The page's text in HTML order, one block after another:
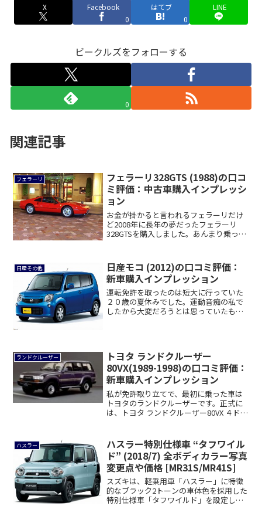
X
Facebook
0
はてブ
0
LINE
ビークルズをフォローする
0
関連記事
フェラーリ
フェラーリ328GTS (1988)の口コ
ミ評価：中古車購入インプレッシ
ョン
お金が掛かると言われるフェラーリだけ
ど2008年に長年の夢だったフェラーリ
328GTSを購入しました。あんまり乗って
日産その他
日産モコ (2012)の口コミ評価：
新車購入インプレッション
運転免許を取ったのは短大に行っていた
２０歳の夏休みでした。運動音痴の私で
したから大変だろうとは思っていたもの
ランドクルーザー
トヨタ ランドクルーザー
80VX(1989-1998)の口コミ評価：
新車購入インプレッション
私が免許取り立てで、最初に乗った車は
トヨタのランドクルーザーです。正式に
は、トヨタ ランドクルーザー80VX ４ドア
ハスラー
ハスラー特別仕様車 “タフワイル
ド” (2018/7) 全ボディカラー写真
変更点や価格 [MR31S/MR41S]
スズキは、軽乗用車「ハスラー」に特徴
的なブラック2トーンの車体色を採用した
特別仕様車「タフワイルド」を設定し、7